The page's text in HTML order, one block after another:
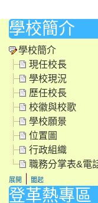
學校簡介
學校簡介
現任校長
學校現況
歷任校長
校徽與校歌
學校願景
位置圖
行政組織
職務分掌表&電
展開 闔起
登革熱專區